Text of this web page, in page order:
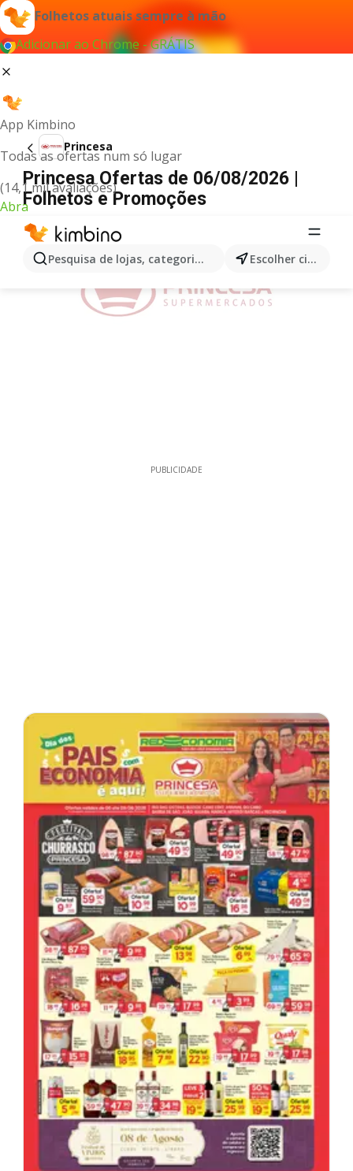
Folhetos atuais sempre à mão
Adicionar ao Chrome - GRÁTIS
App Kimbino
Todas as ofertas num só lugar
(14,1 mil avaliações)
Abra
Pesquisa de lojas, categorias,produtos... Escolher cidade
Princesa
Princesa Ofertas de 06/08/2026 |
Folhetos e Promoções
PUBLICIDADE